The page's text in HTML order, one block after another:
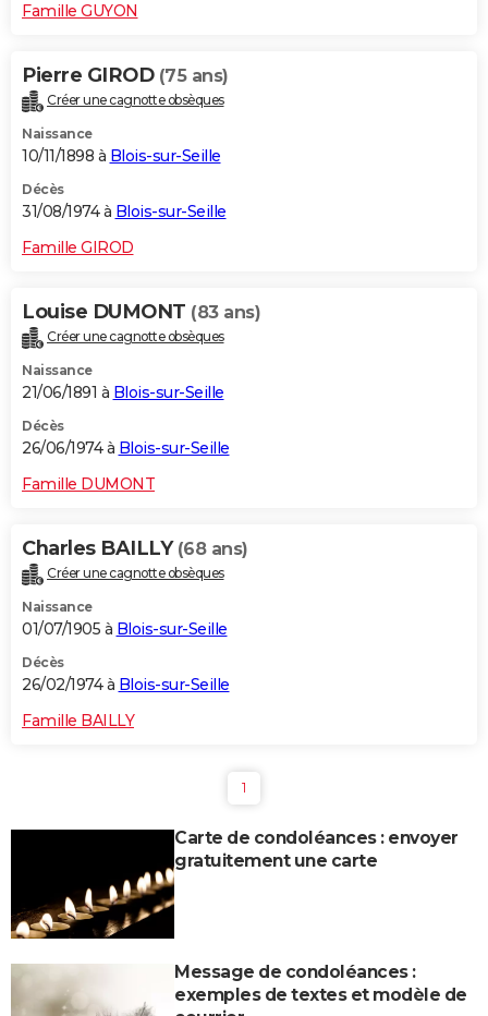
Famille GUYON
Pierre GIROD (75 ans)
Créer une cagnotte obsèques
Naissance
10/11/1898 à Blois-sur-Seille
Décès
31/08/1974 à Blois-sur-Seille
Famille GIROD
Louise DUMONT (83 ans)
Créer une cagnotte obsèques
Naissance
21/06/1891 à Blois-sur-Seille
Décès
26/06/1974 à Blois-sur-Seille
Famille DUMONT
Charles BAILLY (68 ans)
Créer une cagnotte obsèques
Naissance
01/07/1905 à Blois-sur-Seille
Décès
26/02/1974 à Blois-sur-Seille
Famille BAILLY
1
Carte de condoléances : envoyer
gratuitement une carte
Message de condoléances :
exemples de textes et modèle de